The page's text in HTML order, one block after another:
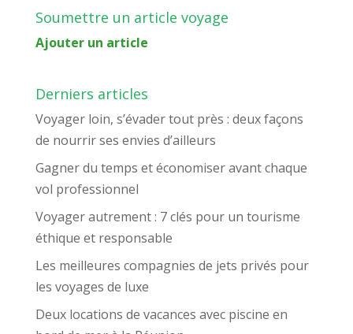
Soumettre un article voyage
Ajouter un article
Derniers articles
Voyager loin, s’évader tout près : deux façons
de nourrir ses envies d’ailleurs
Gagner du temps et économiser avant chaque
vol professionnel
Voyager autrement : 7 clés pour un tourisme
éthique et responsable
Les meilleures compagnies de jets privés pour
les voyages de luxe
Deux locations de vacances avec piscine en